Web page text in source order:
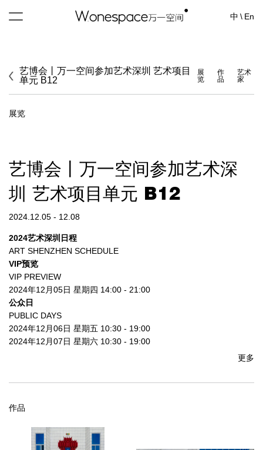
中 \ En
艺博会丨万一空间参加艺术深圳 艺术项目
单元 B12
展
览
作
品
艺术
家
展览
艺博会丨万一空间参加艺术深
圳 艺术项目单元 B12
2024.12.05 - 12.08
2024艺术深圳日程
ART SHENZHEN SCHEDULE
VIP预览
VIP PREVIEW
2024年12月05日 星期四 14:00 - 21:00
公众日
PUBLIC DAYS
2024年12月06日 星期五 10:30 - 19:00
2024年12月07日 星期六 10:30 - 19:00
深圳市福田区福华三路，深圳会展中心7-8号馆
万一空间将于第十一届艺术深圳的艺术项目单元（Art Projects）呈
现中国艺术家陈高杰的个人艺术项目“坚白”（Solid White）。
更多
作品